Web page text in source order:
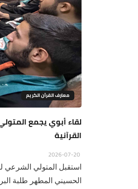
معارف القرآن الكريم
لقاء أبوي يجمع
القرآنية
استقبل المتولي الشرعي
الحسيني المطهر طلبة